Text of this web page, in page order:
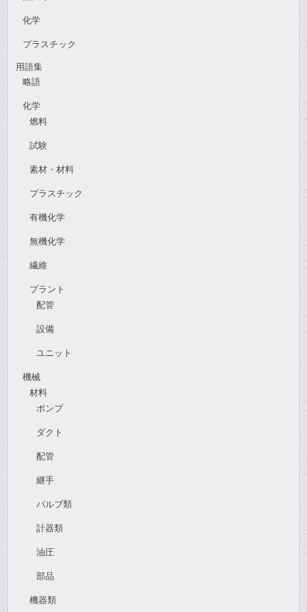
化学
プラスチック
用語集
略語
化学
燃料
試験
素材・材料
プラスチック
有機化学
無機化学
繊維
プラント
配管
設備
ユニット
機械
材料
ポンプ
ダクト
配管
継手
バルブ類
計器類
油圧
部品
機器類